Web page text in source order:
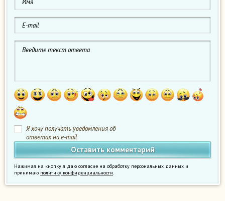
Я хочу получать уведомления об
ответах на e-mail
Нажимая на кнопку я даю согласие на обработку персональных данных и
принимаю политику конфиденциальности.